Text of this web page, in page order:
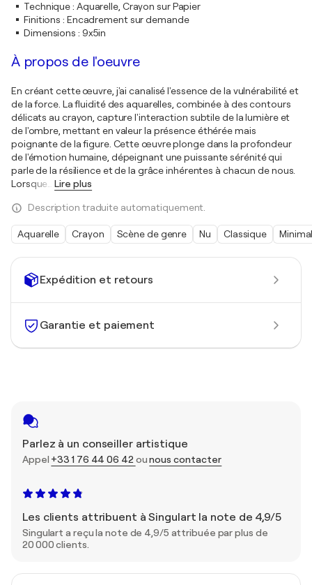
Expédition et retours
Garantie et paiement
Parlez à un conseiller artistique
Appel +33 1 76 44 06 42 ounous contacter
Les clients attribuent à Singulart la note de 4,9/5
Singulart a reçu la note de 4,9/5 attribuée par plus de
20 000 clients.
Technique: Aquarelle, Crayon sur Papier
Finitions : Encadrement sur demande
Dimensions : 9x5in
À propos de l'oeuvre
En créant cette œuvre, j'ai canalisé l'essence de la vulnérabilité et
de la force. La fluidité des aquarelles, combinée à des contours
délicats au crayon, capture l'interaction subtile de la lumière et
de l'ombre, mettant en valeur la présence éthérée mais
poignante de la figure. Cette œuvre plonge dans la profondeur
de l'émotion humaine, dépeignant une puissante sérénité qui
parle de la résilience et de la grâce inhérentes à chacun de nous.
Lorsque
Lire plus
Description traduite automatiquement.
Aquarelle Crayon Scène de genre Nu Classique